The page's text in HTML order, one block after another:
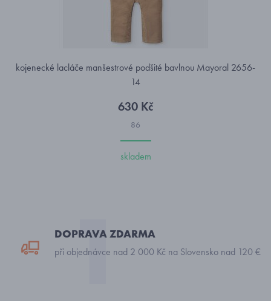
kojenecké lacláče manšestrové podšité bavlnou Mayoral 2656-
14
630 Kč
86
skladem
DOPRAVA ZDARMA
při objednávce nad 2 000 Kč na Slovensko nad 120 €